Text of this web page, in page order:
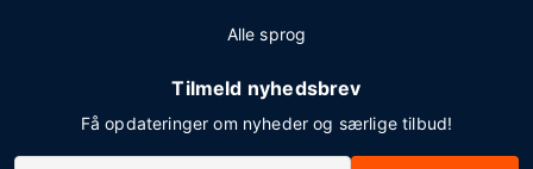
Alle sprog
Tilmeld nyhedsbrev
Få opdateringer om nyheder og særlige tilbud!